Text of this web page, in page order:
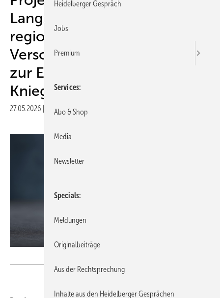
Langzeit-Opioidtherapien,
regionalen
Versorgungsbedarfen und
zur Entscheidungshilfe bei
Kniegelenkersatz gewonnen
27.05.2026 Druckvorschau
Heidelberger Gespräch
Jobs
Premium
Services
Abo & Shop
Media
Newsletter
Specials
Meldungen
Originalbeiträge
Aus der Rechtsprechung
Inhalte aus den Heidelberger Gesprächen